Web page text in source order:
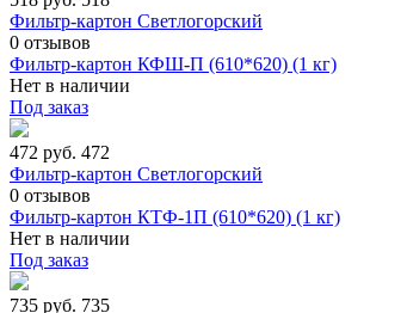
Фильтр-картон Светлогорский
0 отзывов
Фильтр-картон КФШ-П (610*620) (1 кг)
Нет в наличии
Под заказ
472 руб. 472
Фильтр-картон Светлогорский
0 отзывов
Фильтр-картон КТФ-1П (610*620) (1 кг)
Нет в наличии
Под заказ
735 руб. 735